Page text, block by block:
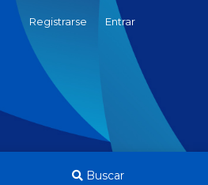
Buscar
Registrarse Entrar